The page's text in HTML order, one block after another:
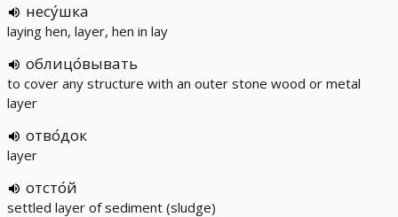
несу́шка
laying hen, layer, hen in lay
облицо́вывать
to cover any structure with an outer stone wood or metal
layer
отво́док
layer
отсто́й
settled layer of sediment (sludge)